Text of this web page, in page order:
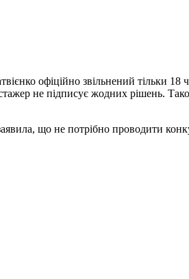
офіційно звільнений тільки 18
не підписує жодних рішень.
що не потрібно проводити